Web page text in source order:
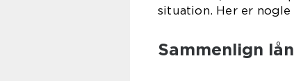
situation. Her er
Sammenlign lån